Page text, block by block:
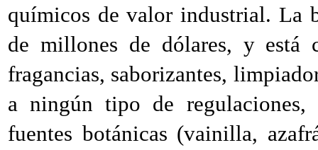
químicos de valor industrial. La
de millones de dólares, y está
fragancias, saborizantes,
a ningún tipo de regulaciones,
fuentes botánicas (vainilla,